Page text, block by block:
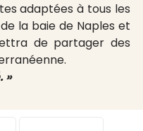
adaptées à tous les
la baie de Naples et
de partager des
»